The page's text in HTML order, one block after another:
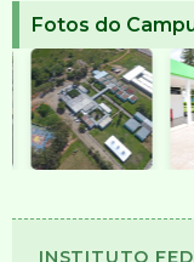
Fotos do
INSTITUTO